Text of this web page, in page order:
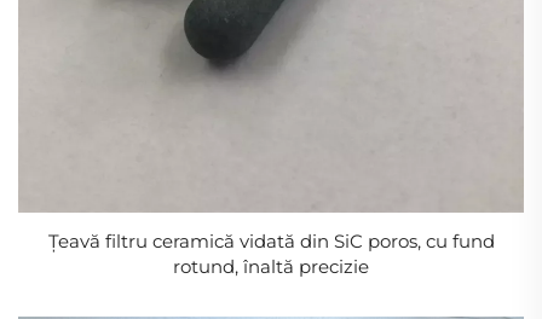
Țeavă filtru ceramică vidată din SiC poros, cu fund
rotund, înaltă precizie